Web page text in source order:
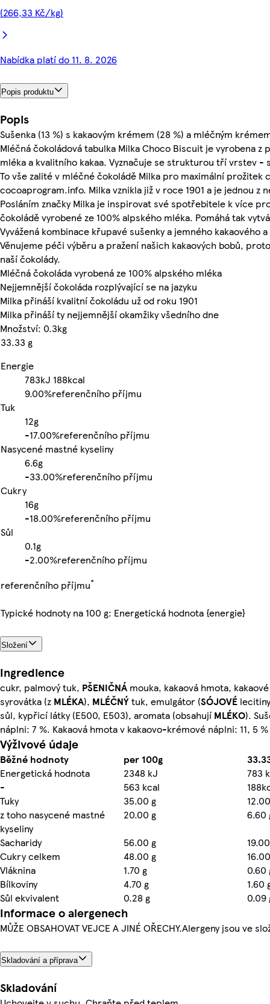
(266,33 Kč/kg)
Nabídka platí do 11. 8. 2026
Popis produktu
Popis
Sušenka (13 %) s kakaovým krémem (28 %) a mléčným
Mléčná čokoládová tabulka Milka Choco Biscuit je vyrobena
mléka a kvalitního kakaa. Vyznačuje se strukturou tří vrstev
To vše zalité v mléčné čokoládě Milka pro maximální prožitek
cocoaprogram.info. Milka vznikla již v roce 1901 a je jednou z
Posláním značky Milka je inspirovat své spotřebitele k více
čokoládě vyrobené ze 100% alpského mléka. Pomáhá tak
Vyvážená kombinace křupavé sušenky a jemného kakaového
Věnujeme péči výběru a pražení našich kakaových bobů,
naší čokolády.
Mléčná čokoláda vyrobená ze 100% alpského mléka
Nejjemnější čokoláda rozplývající se na jazyku
Milka přináší kvalitní čokoládu už od roku 1901
Milka přináší ty nejjemnější okamžiky všedního dne
Množství: 0.3kg
33.33 g
Energie
783kJ 188kcal
9.00%referenčního příjmu
Tuk
12g
-17.00%referenčního příjmu
Nasycené mastné kyseliny
6.6g
-33.00%referenčního příjmu
Cukry
16g
-18.00%referenčního příjmu
Sůl
0.1g
-2.00%referenčního příjmu
referenčního příjmu*
Typické hodnoty na 100 g: Energetická hodnota {energie}
Složení
Ingredience
cukr, palmový tuk, PŠENIČNÁ mouka, kakaová hmota,
syrovátka (z MLÉKA), MLÉČNÝtuk, emulgátor (SÓJOVÉ
sůl, kypřicí látky (E500, E503), aromata (obsahují MLÉKO).
náplni: 7 %. Kakaová hmota v kakaovo-krémové náplni: 11, 5 %
Výživové údaje
Běžné hodnoty per 100g
Energetická hodnota
2348 kJ
783
-
563 kcal
Tuky
35.00 g
z toho nasycené mastné
kyseliny
20.00 g
6.60
Sacharidy
56.00 g
Cukry celkem
48.00 g
Vláknina
1.70 g
0.60
Bílkoviny
4.70 g
1.60
Sůl ekvivalent
0.28 g 0.09
Informace o alergenech
MŮŽE OBSAHOVAT VEJCE A JINÉ OŘECHY.Alergeny jsou ve
Skladování a příprava
Skladování